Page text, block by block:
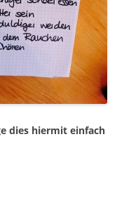
dies hiermit einfach